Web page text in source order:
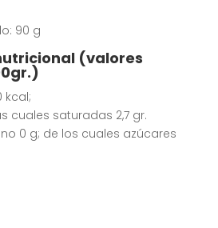
90 g
(valores
kcal;
cuales saturadas 2,7 gr.
0 g; de los cuales azúcares